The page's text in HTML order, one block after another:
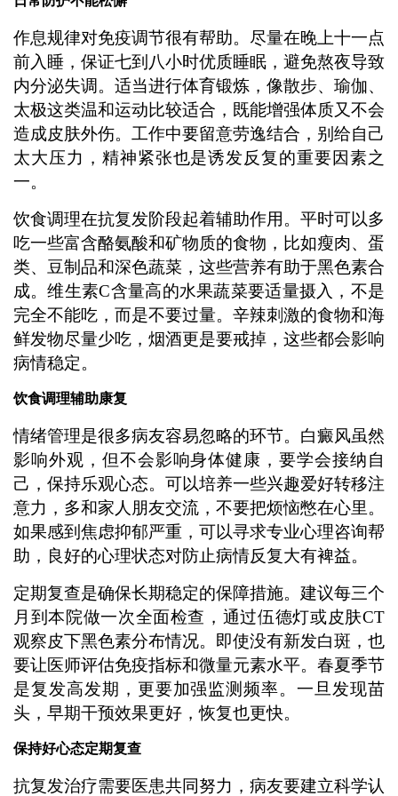
作息规律对免疫调节很有帮助。尽量在晚上十一点
前入睡，保证七到八小时优质睡眠，避免熬夜导致
内分泌失调。适当进行体育锻炼，像散步、瑜伽、
太极这类温和运动比较适合，既能增强体质又不会
造成皮肤外伤。工作中要留意劳逸结合，别给自己
太大压力，精神紧张也是诱发反复的重要因素之
一。
饮食调理在抗复发阶段起着辅助作用。平时可以多
吃一些富含酪氨酸和矿物质的食物，比如瘦肉、蛋
类、豆制品和深色蔬菜，这些营养有助于黑色素合
成。维生素C含量高的水果蔬菜要适量摄入，不是
完全不能吃，而是不要过量。辛辣刺激的食物和海
鲜发物尽量少吃，烟酒更是要戒掉，这些都会影响
病情稳定。
饮食调理辅助康复
情绪管理是很多病友容易忽略的环节。白癜风虽然
影响外观，但不会影响身体健康，要学会接纳自
己，保持乐观心态。可以培养一些兴趣爱好转移注
意力，多和家人朋友交流，不要把烦恼憋在心里。
如果感到焦虑抑郁严重，可以寻求专业心理咨询帮
助，良好的心理状态对防止病情反复大有裨益。
定期复查是确保长期稳定的保障措施。建议每三个
月到本院做一次全面检查，通过伍德灯或皮肤CT
观察皮下黑色素分布情况。即使没有新发白斑，也
要让医师评估免疫指标和微量元素水平。春夏季节
是复发高发期，更要加强监测频率。一旦发现苗
头，早期干预效果更好，恢复也更快。
保持好心态定期复查
抗复发治疗需要医患共同努力，病友要建立科学认